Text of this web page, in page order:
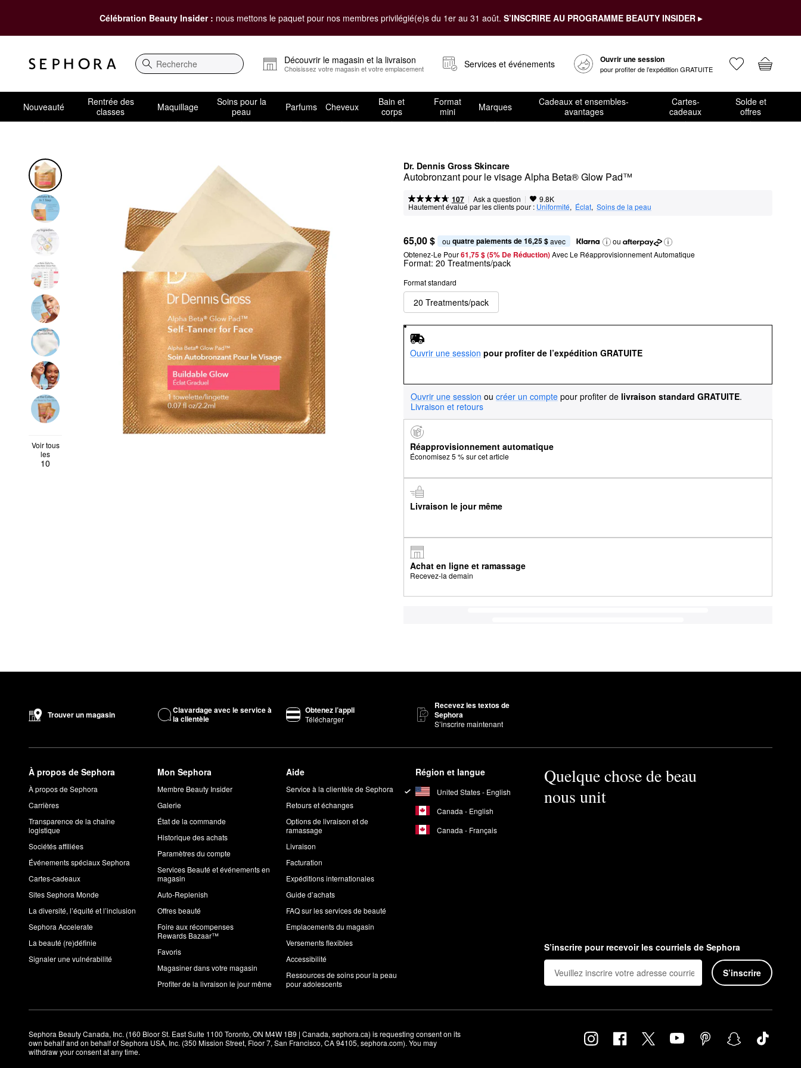
Célébration Beauty Insider : nous mettons le paquet pour nos membres privilégié(e)s du 1er au 31 août. S’INSCRIRE AU PROGRAMME BEAUTY INSIDER ▸
Recherche
Découvrir le magasin et la livraison
Choisissez votre magasin et votre emplacement Services et événements Ouvrir une session
pour profiter de l’expédition GRATUITE
Nouveauté
Rentrée des
classes
Maquillage
Soins pour la
peau
Parfums Cheveux
Bain et
corps
Format
mini
Marques
Cadeaux et ensembles-
avantages
Cartes-
cadeaux
Solde et
offres
Dr. Dennis Gross Skincare
Autobronzant pour le visage Alpha Beta® Glow Pad™
107 | Ask a question | 9.8K
Hautement évalué par les clients pour : Uniformité, Éclat, Soins de la peau
Voir tous
les
10
65,00 $ ou quatre paiements de 16,25 $ avec
ou
Obtenez-Le Pour61,75 $ (5% De Réduction) Avec Le Réapprovisionnement Automatique
Format: 20 Treatments/pack
Format standard
20 Treatments/pack
Ouvrir une session pour profiter de l’expédition GRATUITE
Ouvrir une session ou créer un compte pour profiter de livraison standard GRATUITE.
Livraison et retours
Réapprovisionnement automatique
Économisez 5 % sur cet article
Livraison le jour même
Achat en ligne et ramassage
Recevez-la demain
Trouver un magasin
Clavardage avec le service à
la clientèle
Obtenez l’appli
Télécharger
Recevez les textos de
Sephora
S’inscrire maintenant
À propos de Sephora
À propos de Sephora
Carrières
Transparence de la chaîne
logistique
Sociétés affiliées
Événements spéciaux Sephora
Cartes-cadeaux
Sites Sephora Monde
La diversité, l’équité et l’inclusion
Sephora Accelerate
La beauté (re)définie
Signaler une vulnérabilité
Mon Sephora
Membre Beauty Insider
Galerie
État de la commande
Historique des achats
Paramètres du compte
Services Beauté et événements en
magasin
Auto-Replenish
Offres beauté
Foire aux récompenses
Rewards Bazaar™
Favoris
Magasiner dans votre magasin
Profiter de la livraison le jour même
Aide
Service à la clientèle de Sephora
Retours et échanges
Options de livraison et de
ramassage
Livraison
Facturation
Expéditions internationales
Guide d’achats
FAQ sur les services de beauté
Emplacements du magasin
Versements flexibles
Accessibilité
Ressources de soins pour la peau
pour adolescents
Région et langue
United States - English
Canada - English
Canada - Français
Quelque chose de beau
nous unit
S’inscrire pour recevoir les courriels de Sephora
S’inscrire
Sephora Beauty Canada, Inc. (160 Bloor St. East Suite 1100 Toronto, ON M4W 1B9 | Canada, sephora.ca) is requesting consent on its
own behalf and on behalf of Sephora USA, Inc. (350 Mission Street, Floor 7, San Francisco, CA 94105, sephora.com). You may
withdraw your consent at any time.